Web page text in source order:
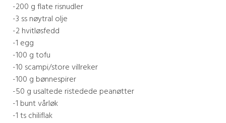
-200 g flate risnudler
-3 ss nøytral olje
-2 hvitløsfedd
-1 egg
-100 g tofu
-10 scampi/store villreker
-100 g bønnespirer
-50 g usaltede ristedede peanøtter
-1 bunt vårløk
-1 ts chiliflak